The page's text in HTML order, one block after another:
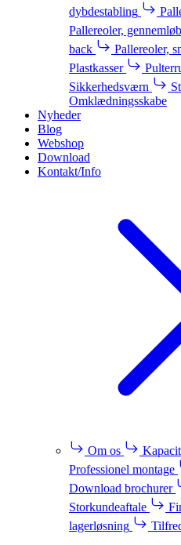
dybdestabling
Pallereoler, gennemløb
back
Pallereoler,
Plastkasser
Sikkerhedsværn
Omklædningsskabe
Nyheder
Blog
Webshop
Download
Kontakt/Info
Om os
Professionel montage
Download brochurer
Storkundeaftale
lagerløsning